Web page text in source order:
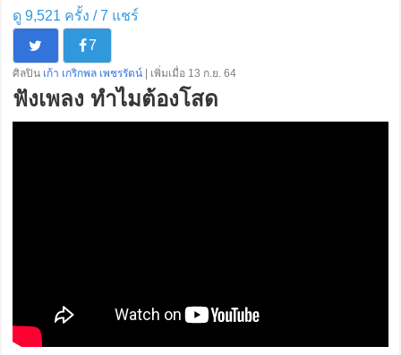
ดู 9,521 ครั้ง /7 แชร์
7
ศิลปิน เก้า เกริกพล เพชรรัตน์ | เพิ่มเมื่อ 13 ก.ย. 64
ฟังเพลง ทำไมต้องโสด